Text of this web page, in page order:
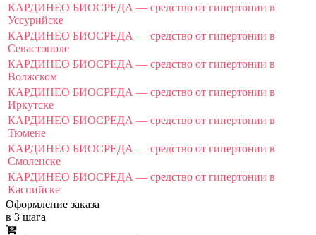
КАРДИНЕО БИОСРЕДА — средство от гипертонии в
Уссурийске
КАРДИНЕО БИОСРЕДА — средство от гипертонии в
Севастополе
КАРДИНЕО БИОСРЕДА — средство от гипертонии в
Волжском
КАРДИНЕО БИОСРЕДА — средство от гипертонии в
Иркутске
КАРДИНЕО БИОСРЕДА — средство от гипертонии в
Тюмене
КАРДИНЕО БИОСРЕДА — средство от гипертонии в
Смоленске
КАРДИНЕО БИОСРЕДА — средство от гипертонии в
Каспийске
Оформление заказа
в 3 шага